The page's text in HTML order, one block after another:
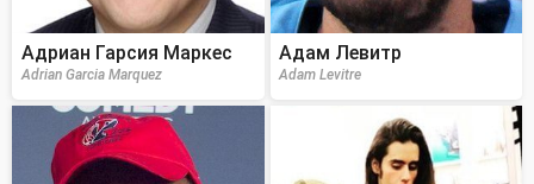
Адриан Гарсия Маркес
Adrian Garcia Marquez
Адам Левитр
Adam Levitre